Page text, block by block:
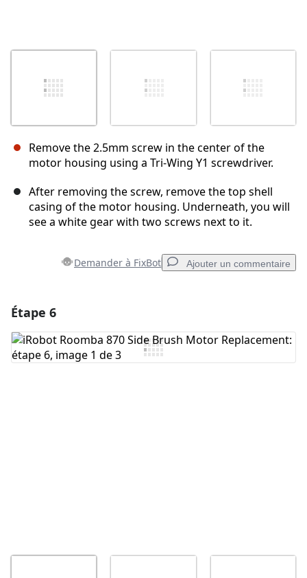
Remove the 2.5mm screw in the center of the
motor housing using a Tri-Wing Y1 screwdriver.
After removing the screw, remove the top shell
casing of the motor housing. Underneath, you will
see a white gear with two screws next to it.
Demander à FixBot Ajouter un commentaire
Ajouter un commentaire
Étape 6